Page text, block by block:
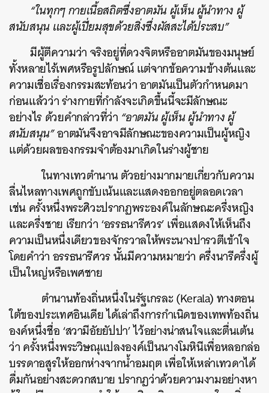
“ในทุกๆ กายเนื้อสถิตซึ่งอาตมัน ผู้เห็น ผู้นำทาง ผู้
สนับสนุน และผู้เปี่ยมสุขด้วยสิ่งซึ่งผัสสะได้ประสบ”
มีผู้ตีความว่า จริงอยู่ที่ดวงจิตหรืออาตมันของมนุษย์
ทั้งหลายไร้เพศหรือรูปลักษณ์ แต่จากข้อความข้างต้นและ
ความเชื่อเรื่องกรรมสะท้อนว่า อาตมันเป็นตัวกำหนดมา
ก่อนแล้วว่า ร่างกายที่กำลังจะเกิดขึ้นนี้จะมีลักษณะ
อย่างไร ด้วยคำกล่าวที่ว่า “อาตมัน ผู้เห็น ผู้นำทาง ผู้
สนับสนุน”อาตมันจึงอาจมีลักษณะของความเป็นผู้หญิง
แต่ด้วยผลของกรรมจำต้องมาเกิดในร่างผู้ชาย
ในทางเทวตำนาน ตัวอย่างมากมายเกี่ยวกับความ
ลื่นไหลทางเพศถูกขับเน้นและแสดงออกอยู่ตลอดเวลา
เช่น ครั้งหนึ่งพระศิวะปรากฏพระองค์ในลักษณะครึ่งหญิง
และครึ่งชาย เรียกว่า ‘อรรธนารีศวร’ เพื่อแสดงให้เห็นถึง
ความเป็นหนึ่งเดียวของจักรวาลให้พระนางปารวตีเข้าใจ
โดยคำว่า อรรธนารีศวร นั้นมีความหมายว่า ครึ่งนารีครึ่งผู้
เป็นใหญ่หรือเพศชาย
ตำนานท้องถิ่นหนึ่งในรัฐเกรละ (Kerala) ทางตอน
ใต้ของประเทศอินเดีย ได้เล่าถึงการกำเนิดของเทพท้องถิ่น
องค์หนึ่งชื่อ ‘สวามีอัยยัปปา’ ไว้อย่างน่าสนใจและตื่นเต้น
ว่า ครั้งหนึ่งพระวิษณุแปลงองค์เป็นนางโมหินีเพื่อหลอกล่อ
บรรดาอสูรให้ออกห่างจากน้ำอมฤต เพื่อให้เหล่าเทวดาได้
ดื่มกันอย่างสะดวกสบาย ปรากฏว่าด้วยความงามอย่างหา